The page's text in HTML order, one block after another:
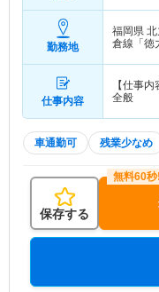
勤務地
福岡県
倉線「徳
仕事内容
【仕事
全般
車通勤可 残業少なめ
保存する